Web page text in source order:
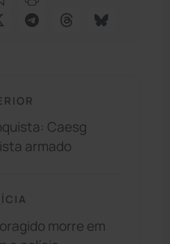
Caesg
armado
morre em